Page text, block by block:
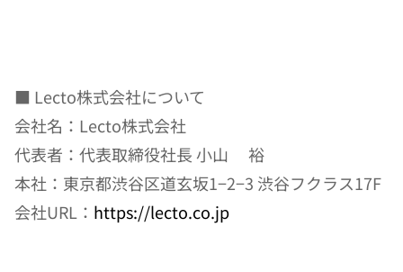
■ Lecto株式会社について
会社名：Lecto株式会社
代表者：代表取締役社長 小山 　裕
本社：東京都渋谷区道玄坂1−2−3 渋谷フクラス17F
会社URL： https://lecto.co.jp